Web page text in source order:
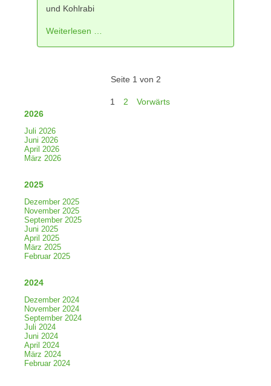
und Kohlrabi
Weiterlesen …
Seite 1 von 2
1 2
Vorwärts
2026
Juli 2026
Juni 2026
April 2026
März 2026
2025
Dezember 2025
November 2025
September 2025
Juni 2025
April 2025
März 2025
Februar 2025
2024
Dezember 2024
November 2024
September 2024
Juli 2024
Juni 2024
April 2024
März 2024
Februar 2024